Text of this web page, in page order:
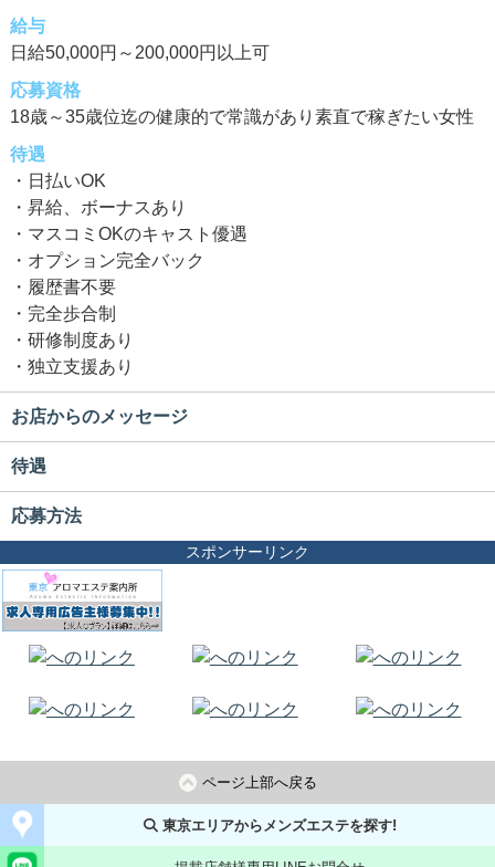
給与
日給50,000円～200,000円以上可
応募資格
18歳～35歳位迄の健康的で常識があり素直で稼ぎたい女性
待遇
・日払いOK
・昇給、ボーナスあり
・マスコミOKのキャスト優遇
・オプション完全バック
・履歴書不要
・完全歩合制
・研修制度あり
・独立支援あり
お店からのメッセージ
待遇
応募方法
スポンサーリンク
ページ上部へ戻る
東京エリアからメンズエステを探す!